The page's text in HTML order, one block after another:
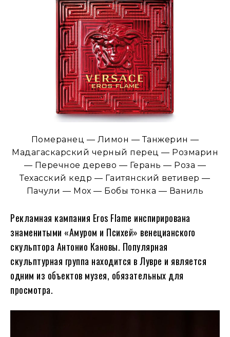
Померанец — Лимон — Танжерин —
Мадагаскарский черный перец — Розмарин
— Перечное дерево — Герань — Роза —
Техасский кедр — Гаитянский ветивер —
Пачули — Мох — Бобы тонка — Ваниль
Рекламная кампания Eros Flame инспирирована
знаменитыми «Амуром и Психей» венецианского
скульптора Антонио Кановы. Популярная
скульптурная группа находится в Лувре и является
одним из объектов музея, обязательных для
просмотра.